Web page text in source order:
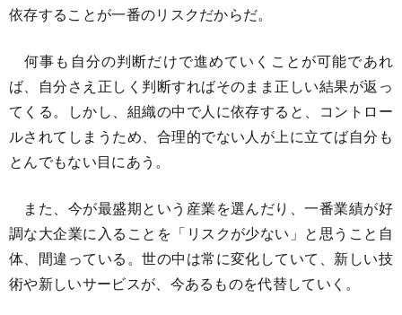
依存することが一番のリスクだからだ。
何事も自分の判断だけで進めていくことが可能であれ
ば、自分さえ正しく判断すればそのまま正しい結果が返っ
てくる。しかし、組織の中で人に依存すると、コントロー
ルされてしまうため、合理的でない人が上に立てば自分も
とんでもない目にあう。
また、今が最盛期という産業を選んだり、一番業績が好
調な大企業に入ることを「リスクが少ない」と思うこと自
体、間違っている。世の中は常に変化していて、新しい技
術や新しいサービスが、今あるものを代替していく。